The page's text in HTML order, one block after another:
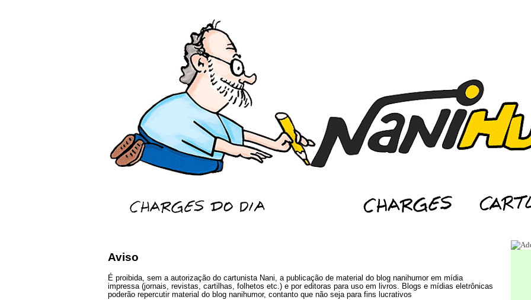
Aviso
É proibida, sem a autorização do cartunista Nani, a publicação de material do blog nanihumor em mídia
impressa (jornais, revistas, cartilhas, folhetos etc.) e por editoras para uso em livros. Blogs e mídias eletrônicas
poderão repercutir material do blog nanihumor, contanto que não seja para fins lucrativos